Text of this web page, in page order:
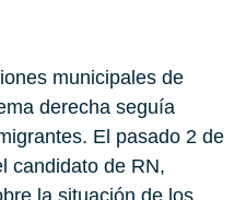
municipales de
derecha seguía
El pasado 2 de
candidato de RN,